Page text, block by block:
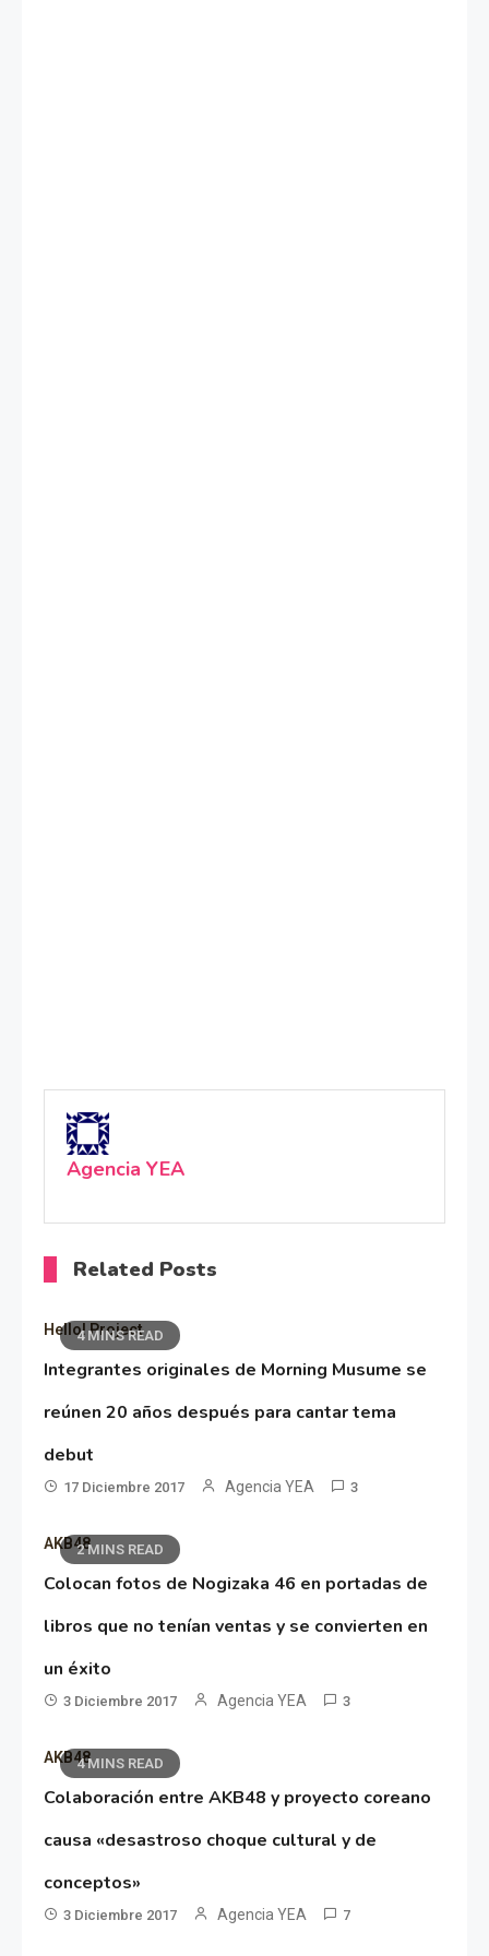
Agencia YEA
Related Posts
4 MINS READ
Hello! Project
Integrantes originales de Morning Musume se
reúnen 20 años después para cantar tema
debut
17 Diciembre 2017 Agencia YEA 3
2 MINS READ
AKB48
Colocan fotos de Nogizaka 46 en portadas de
libros que no tenían ventas y se convierten en
un éxito
3 Diciembre 2017 Agencia YEA 3
4 MINS READ
AKB48
Colaboración entre AKB48 y proyecto coreano
causa «desastroso choque cultural y de
conceptos»
3 Diciembre 2017 Agencia YEA 7